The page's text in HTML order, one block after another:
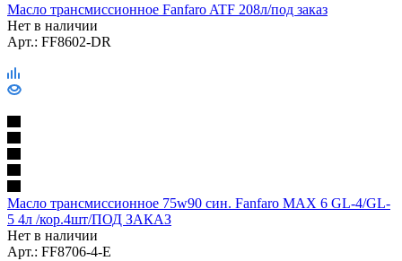
Масло трансмиссионное Fanfaro ATF 208л/под заказ
Нет в наличии
Арт.: FF8602-DR
Масло трансмиссионное 75w90 син. Fanfaro MAX 6 GL-4/GL-
5 4л /кор.4шт/ПОД ЗАКАЗ
Нет в наличии
Арт.: FF8706-4-E